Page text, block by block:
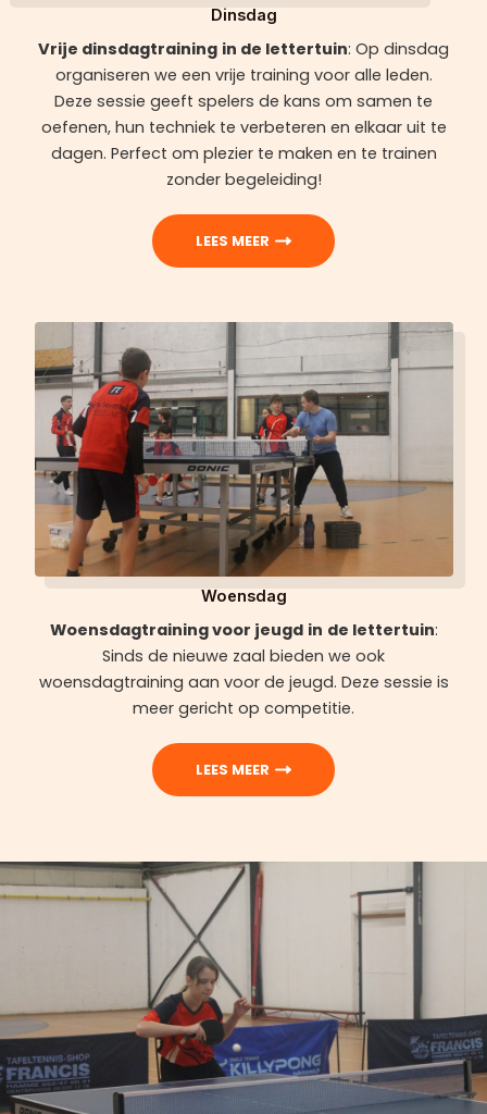
Dinsdag
Vrije dinsdagtraining in de lettertuin: Op dinsdag
organiseren we een vrije training voor alle leden.
Deze sessie geeft spelers de kans om samen te
oefenen, hun techniek te verbeteren en elkaar uit te
dagen. Perfect om plezier te maken en te trainen
zonder begeleiding!
LEES MEER
Woensdag
Woensdagtraining voor jeugd in de lettertuin:
Sinds de nieuwe zaal bieden we ook
woensdagtraining aan voor de jeugd. Deze sessie is
meer gericht op competitie.
LEES MEER